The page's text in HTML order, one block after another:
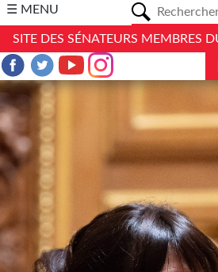
☰ MENU
SITE DES SÉNATEURS MEMBRES